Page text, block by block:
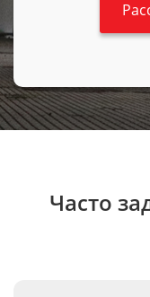
Часто